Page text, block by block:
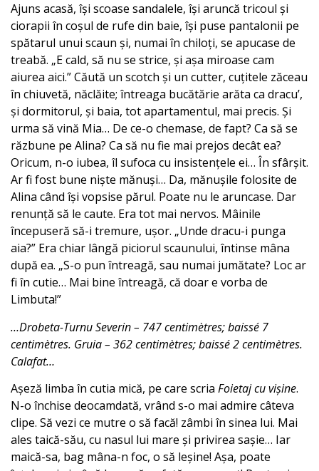
Ajuns acasă, își scoase sandalele, își aruncă tricoul și
ciorapii în coșul de rufe din baie, își puse pantalonii pe
spătarul unui scaun și, numai în chiloți, se apucase de
treabă. „E cald, să nu se strice, și așa miroase cam
aiurea aici.” Căută un scotch și un cutter, cuțitele zăceau
în chiuvetă, năclăite; întreaga bucătărie arăta ca dracuʼ,
și dormitorul, și baia, tot apartamentul, mai precis. Și
urma să vină Mia… De ce-o chemase, de fapt? Ca să se
răzbune pe Alina? Ca să nu fie mai prejos decât ea?
Oricum, n-o iubea, îl sufoca cu insistențele ei… În sfârșit.
Ar fi fost bune niște mănuși… Da, mănușile folosite de
Alina când își vopsise părul. Poate nu le aruncase. Dar
renunță să le caute. Era tot mai nervos. Mâinile
începuseră să-i tremure, ușor. „Unde dracu-i punga
aia?” Era chiar lângă piciorul scaunului, întinse mâna
după ea. „S-o pun întreagă, sau numai jumătate? Loc ar
fi în cutie… Mai bine întreagă, că doar e vorba de
Limbuta!”
…Drobeta-Turnu Severin – 747 centimètres; baissé 7
centimètres. Gruia – 362 centimètres; baissé 2 centimètres.
Calafat…
Așeză limba în cutia mică, pe care scria Foietaj cu vișine.
N-o închise deocamdată, vrând s-o mai admire câteva
clipe. Să vezi ce mutre o să facă! zâmbi în sinea lui. Mai
ales taică-său, cu nasul lui mare și privirea sașie… Iar
maică-sa, bag mâna-n foc, o să leșine! Așa, poate